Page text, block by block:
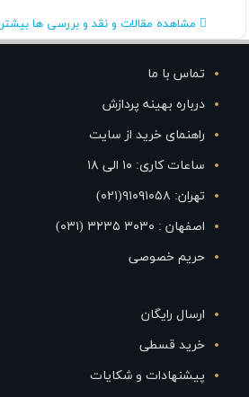
مشاهده مقالات و نقد و بررسی ها بیشتر
تماس با ما
درباره بهینه پردازش
راهنمای خرید از سایت
ساعات کاری: ۱۰ الی ۱۸
تهران: ۹۱۰۹۱۰۵۸(۰۲۱)
اصفهان : ۳۰۳۰ ۳۲۳۵ (۰۳۱)
حریم خصوصی
ارسال رایگان
خرید قسطی
پیشنهادات و شکایات